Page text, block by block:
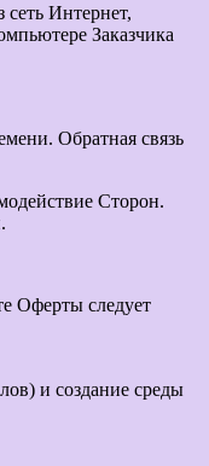
Интернет,
Заказчика
Обратная связь
Сторон.
Оферты следует
и создание среды